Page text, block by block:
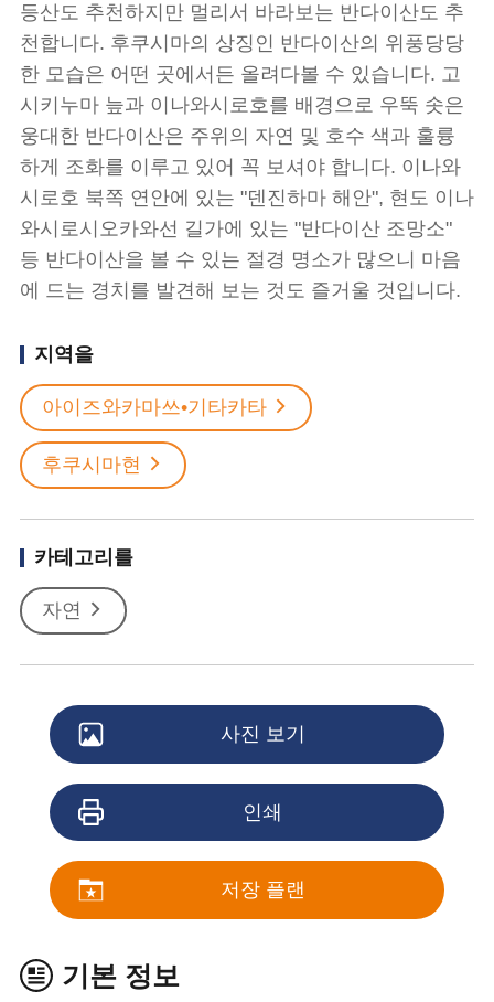
등산도 추천하지만 멀리서 바라보는 반다이산도 추
천합니다. 후쿠시마의 상징인 반다이산의 위풍당당
한 모습은 어떤 곳에서든 올려다볼 수 있습니다. 고
시키누마 늪과 이나와시로호를 배경으로 우뚝 솟은
웅대한 반다이산은 주위의 자연 및 호수 색과 훌륭
하게 조화를 이루고 있어 꼭 보셔야 합니다. 이나와
시로호 북쪽 연안에 있는 "덴진하마 해안", 현도 이나
와시로시오카와선 길가에 있는 "반다이산 조망소"
등 반다이산을 볼 수 있는 절경 명소가 많으니 마음
에 드는 경치를 발견해 보는 것도 즐거울 것입니다.
지역을
아이즈와카마쓰•기타카타
후쿠시마현
카테고리를
자연
사진 보기
인쇄
저장 플랜
기본 정보